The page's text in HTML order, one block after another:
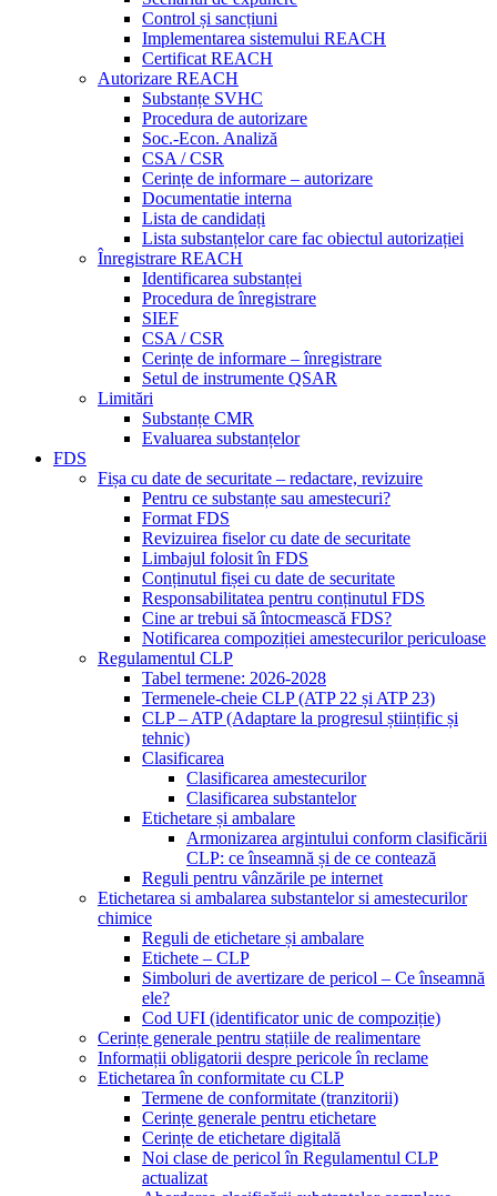
Control și sancțiuni
Implementarea sistemului REACH
Certificat REACH
Autorizare REACH
Substanțe SVHC
Procedura de autorizare
Soc.-Econ. Analiză
CSA / CSR
Cerințe de informare – autorizare
Documentatie interna
Lista de candidați
Lista substanțelor care fac obiectul autorizației
Înregistrare REACH
Identificarea substanței
Procedura de înregistrare
SIEF
CSA / CSR
Cerințe de informare – înregistrare
Setul de instrumente QSAR
Limitări
Substanțe CMR
Evaluarea substanțelor
FDS
Fișa cu date de securitate – redactare, revizuire
Pentru ce substanțe sau amestecuri?
Format FDS
Revizuirea fiselor cu date de securitate
Limbajul folosit în FDS
Conținutul fișei cu date de securitate
Responsabilitatea pentru conținutul FDS
Cine ar trebui să întocmească FDS?
Notificarea compoziției amestecurilor periculoase
Regulamentul CLP
Tabel termene: 2026-2028
Termenele-cheie CLP (ATP 22 și ATP 23)
CLP – ATP (Adaptare la progresul științific și
tehnic)
Clasificarea
Clasificarea amestecurilor
Clasificarea substantelor
Etichetare și ambalare
Armonizarea argintului conform clasificării
CLP: ce înseamnă și de ce contează
Reguli pentru vânzările pe internet
Etichetarea si ambalarea substantelor si amestecurilor
chimice
Reguli de etichetare și ambalare
Etichete – CLP
Simboluri de avertizare de pericol – Ce înseamnă
ele?
Cod UFI (identificator unic de compoziție)
Cerințe generale pentru stațiile de realimentare
Informații obligatorii despre pericole în reclame
Etichetarea în conformitate cu CLP
Termene de conformitate (tranzitorii)
Cerințe generale pentru etichetare
Cerințe de etichetare digitală
Noi clase de pericol în Regulamentul CLP
actualizat